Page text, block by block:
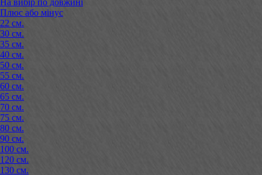
Плюс або мінус
22 см.
30 см.
35 см.
40 см.
50 см.
55 см.
60 см.
65 см.
70 см.
75 см.
80 см.
90 см.
100 см.
120 см.
130 см.